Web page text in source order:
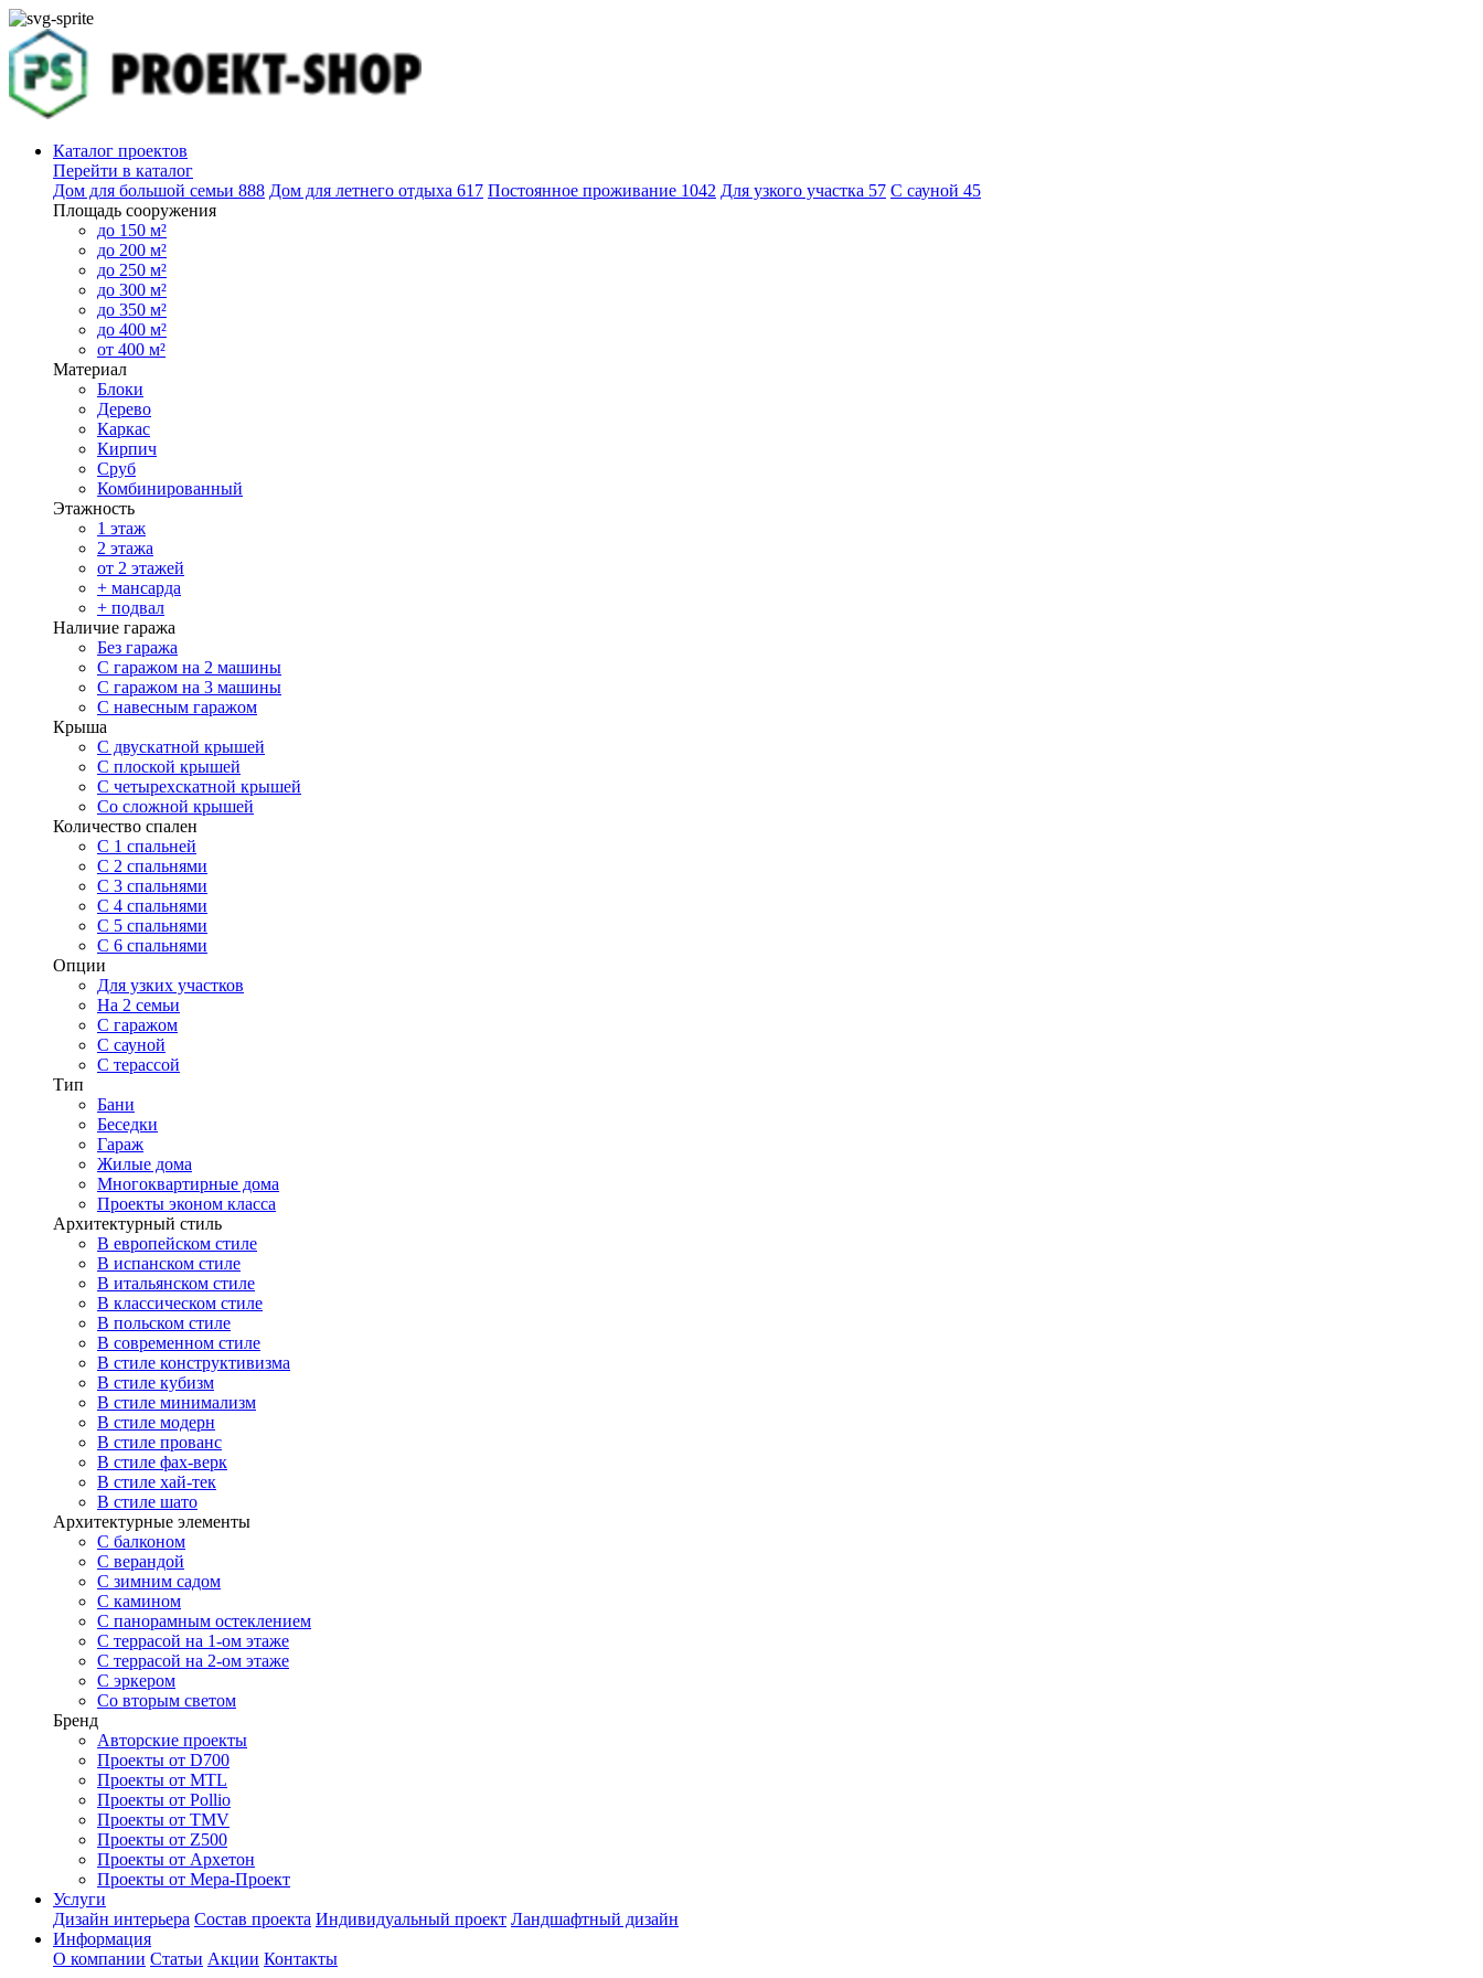
Каталог проектов
Перейти в каталог
Дом для большой семьи 888 Дом для летнего отдыха 617 Постоянное проживание 1042 Для узкого участка 57 С сауной 45
Площадь сооружения
до 150 м²
до 200 м²
до 250 м²
до 300 м²
до 350 м²
до 400 м²
от 400 м²
Материал
Блоки
Дерево
Каркас
Кирпич
Сруб
Комбинированный
Этажность
1 этаж
2 этажа
от 2 этажей
+ мансарда
+ подвал
Наличие гаража
Без гаража
С гаражом на 2 машины
С гаражом на 3 машины
С навесным гаражом
Крыша
С двускатной крышей
С плоской крышей
С четырехскатной крышей
Со сложной крышей
Количество спален
С 1 спальней
С 2 спальнями
С 3 спальнями
С 4 спальнями
С 5 спальнями
С 6 спальнями
Опции
Для узких участков
На 2 семьи
С гаражом
С сауной
С терассой
Тип
Бани
Беседки
Гараж
Жилые дома
Многоквартирные дома
Проекты эконом класса
Архитектурный стиль
В европейском стиле
В испанском стиле
В итальянском стиле
В классическом стиле
В польском стиле
В современном стиле
В стиле конструктивизма
В стиле кубизм
В стиле минимализм
В стиле модерн
В стиле прованс
В стиле фах-верк
В стиле хай-тек
В стиле шато
Архитектурные элементы
С балконом
С верандой
С зимним садом
С камином
С панорамным остеклением
С террасой на 1-ом этаже
С террасой на 2-ом этаже
С эркером
Со вторым светом
Бренд
Авторские проекты
Проекты от D700
Проекты от MTL
Проекты от Pollio
Проекты от TMV
Проекты от Z500
Проекты от Архетон
Проекты от Мера-Проект
Услуги
Дизайн интерьера Состав проекта Индивидуальный проект Ландшафтный дизайн
Информация
О компании Статьи Акции Контакты